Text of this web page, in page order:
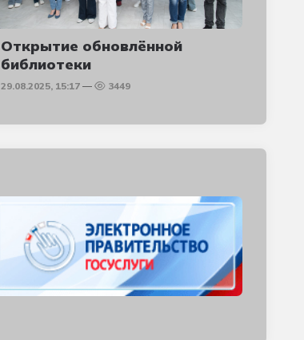
Открытие обновлённой
библиотеки
29.08.2025, 15:17 3449